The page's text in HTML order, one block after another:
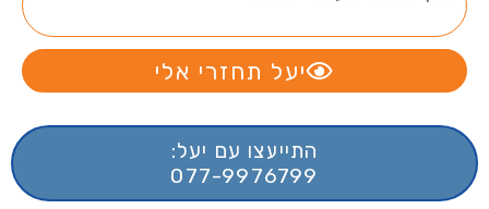
יעל תחזרי אלי
התייעצו עם יעל:
077-9976799